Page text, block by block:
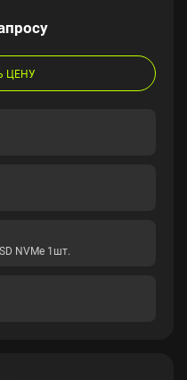
ЦЕНУ
NVMe 1шт.